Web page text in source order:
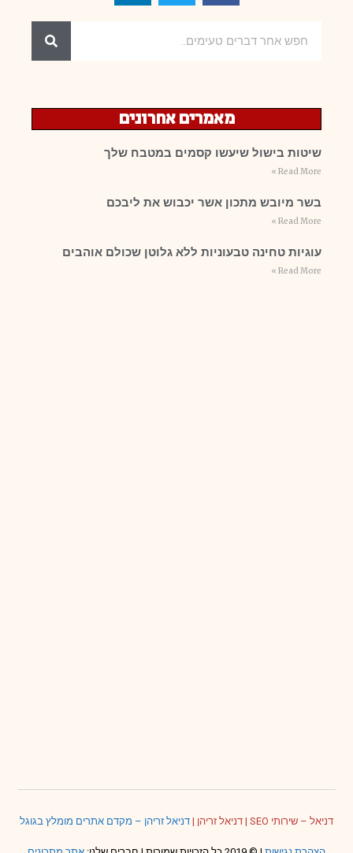
מאמרים אחרונים
שיטות בישול שיעשו קסמים במטבח שלך
Read More »
בשר מיובש מתכון אשר יכבוש את ליבכם
Read More »
עוגיות טחינה טבעוניות ללא גלוטן שכולם אוהבים
Read More »
דניאל – שירותי SEO | דניאל זריהן | דניאל זריהן – מקדם אתרים מומלץ בגוגל